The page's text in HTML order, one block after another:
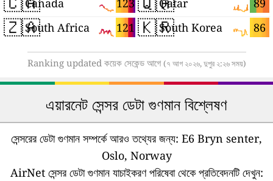
123
Canada
🇿🇦 121
South Africa
89
Qatar
🇰🇷 86
South Korea
Ranking updated কয়েক সেকেন্ড আগে (৭ আগ ২০২৬, দুপুর ২:২৬ সময়)
এয়ারনেট সেন্সর ডেটা গুণমান বিশ্লেষণ
সেন্সরের ডেটা গুণমান সম্পর্কে আরও তথ্যের জন্য: E6 Bryn senter,
Oslo, Norway
AirNet সেন্সর ডেটা গুণমান যাচাইকরণ পরিষেবা থেকে প্রতিবেদনটি দেখুন: